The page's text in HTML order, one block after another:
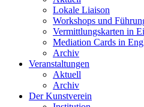
Lokale Liaison
Workshops und
Vermittlungskarten in
Mediation Cards in
Archiv
Veranstaltungen
Aktuell
Archiv
Der Kunstverein